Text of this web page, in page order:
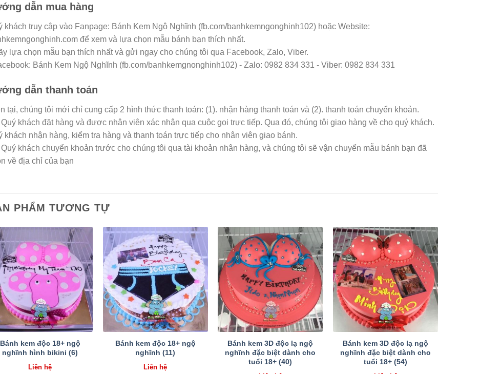
dẫn mua hàng
khách truy cập vào Fanpage: Bánh Kem Ngộ Nghĩnh (fb.com/banhkemngonghinh102) hoặc Website:
để xem và lựa chọn mẫu bánh bạn thích nhất.
lựa chọn mẫu bạn thích nhất và gửi ngay cho chúng tôi qua Facebook, Zalo, Viber.
Bánh Kem Ngộ Nghĩnh (fb.com/banhkemgnonghinh102) - Zalo: 0982 834 331 - Viber: 0982 834 331
dẫn thanh toán
tại, chúng tôi mới chỉ cung cấp 2 hình thức thanh toán: (1). nhận hàng thanh toán và (2). thanh toán chuyển khoản.
Quý khách đặt hàng và được nhân viên xác nhận qua cuộc gọi trực tiếp. Qua đó, chúng tôi giao hàng về cho quý khách.
khách nhận hàng, kiểm tra hàng và thanh toán trực tiếp cho nhân viên giao bánh.
Quý khách chuyển khoản trước cho chúng tôi qua tài khoản nhân hàng, và chúng tôi sẽ vận chuyển mẫu bánh bạn đã
về địa chỉ của bạn
PHẨM TƯƠNG TỰ
Bánh kem độc 18+ ngộ
nghĩnh hình bikini (6)
Liên hệ
Bánh kem độc 18+ ngộ
nghĩnh (11)
Liên hệ
Bánh kem 3D độc lạ ngộ
nghĩnh đặc biệt dành cho
tuổi 18+ (40)
Bánh kem 3D độc lạ ngộ
nghĩnh đặc biệt dành cho
tuổi 18+ (54)